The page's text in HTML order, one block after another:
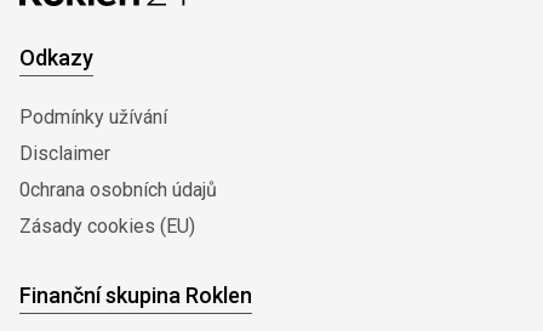
Odkazy
Podmínky užívání
Disclaimer
0chrana osobních údajů
Zásady cookies (EU)
Finanční skupina Roklen